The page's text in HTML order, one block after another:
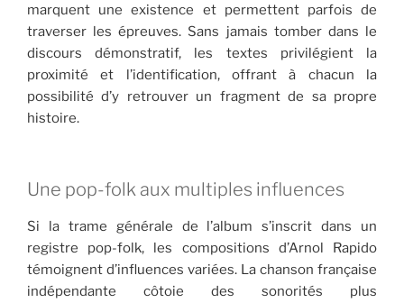
marquent une existence et permettent parfois de
traverser les épreuves. Sans jamais tomber dans le
discours démonstratif, les textes privilégient la
proximité et l’identification, offrant à chacun la
possibilité d’y retrouver un fragment de sa propre
histoire.
Une pop-folk aux multiples influences
Si la trame générale de l’album s’inscrit dans un
registre pop-folk, les compositions d’Arnol Rapido
témoignent d’influences variées. La chanson française
indépendante côtoie des sonorités plus